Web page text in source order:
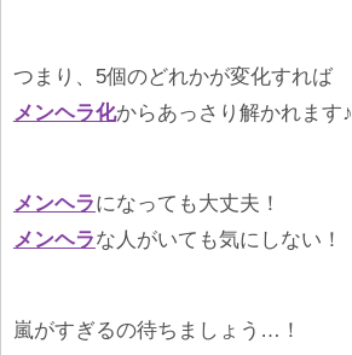
つまり、5個のどれかが変化すれば
メンヘラ化からあっさり解かれます♪
メンヘラになっても大丈夫！
メンヘラな人がいても気にしない！
嵐がすぎるの待ちましょう…！